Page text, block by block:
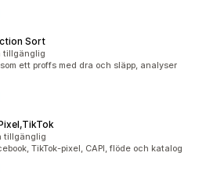
Sort
tillgänglig
ett proffs med dra och släpp, analyser
tillgänglig
TikTok-pixel, CAPI, flöde och katalog